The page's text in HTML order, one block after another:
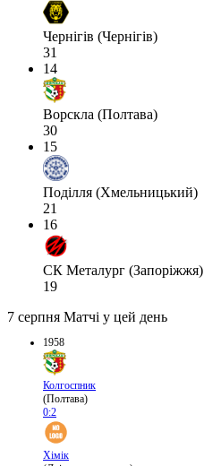
Чернігів (Чернігів)
31
14
Ворскла (Полтава)
30
15
Поділля (Хмельницький)
21
16
СК Металург (Запоріжжя)
19
7 серпня Матчі у цей день
1958
Колгоспник
(Полтава)
0:2
Хімік